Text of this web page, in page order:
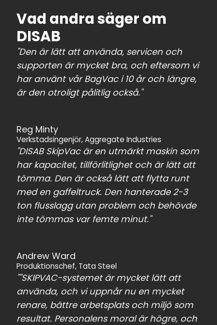
Vad andra säger om
DISAB
"Den är lätt att använda, servicen och
supporten är mycket bra, och eftersom vi
har använt vår BagVac i 10 år och längre,
är den otroligt pålitlig också."
Reg Minty
Verkstadsingenjör, Aggregate Industries
"DISAB SkipVac är en utmärkt maskin som
har kapacitet, tillförlitlighet och är lätt att
tömma. Den är också lätt att flytta runt
med en gaffeltruck. Den hanterade 2-3
ton flusslagg utan problem och behövde
inte tömmas var femte minut."
Andrew Ward
Produktionschef, Tata Steel
""SKIPVAC-systemet är mycket lätt att
använda, och vi uppnår nu en mycket
renare, bättre arbetsplats och miljö som
resultat. Personalens moral är högre, och